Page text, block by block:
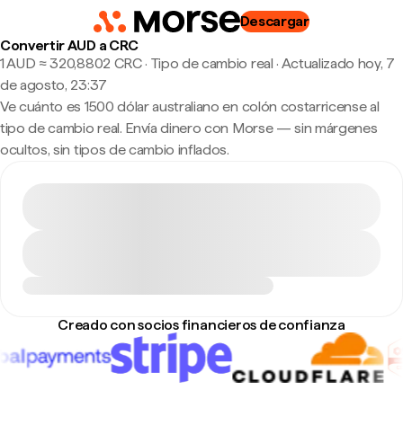
Descargar
Convertir AUD a CRC
1 AUD ≈ 320,8802 CRC · Tipo de cambio real · Actualizado hoy, 7
de agosto, 23:37
Ve cuánto es 1500 dólar australiano en colón costarricense al
tipo de cambio real. Envía dinero con Morse — sin márgenes
ocultos, sin tipos de cambio inflados.
Creado con socios financieros de confianza